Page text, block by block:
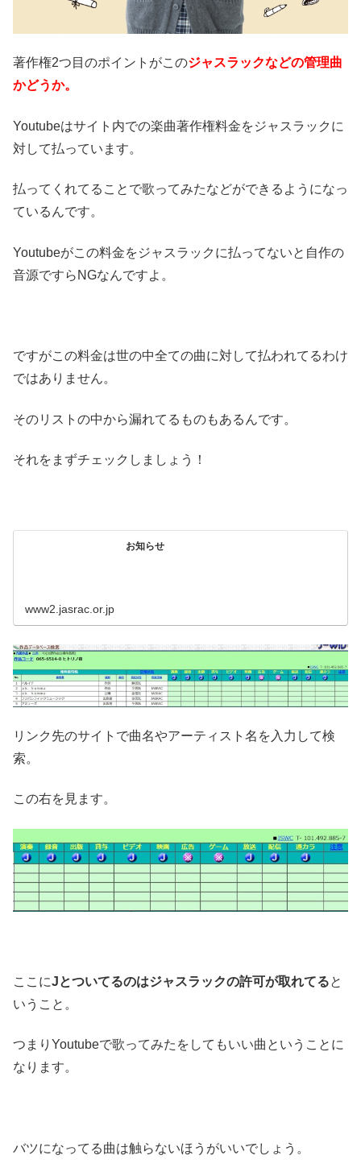
著作権2つ目のポイントがこのジャスラックなどの管理曲
かどうか。
Youtubeはサイト内での楽曲著作権料金をジャスラックに
対して払っています。
払ってくれてることで歌ってみたなどができるようになっ
ているんです。
Youtubeがこの料金をジャスラックに払ってないと自作の
音源ですらNGなんですよ。
ですがこの料金は世の中全ての曲に対して払われてるわけ
ではありません。
そのリストの中から漏れてるものもあるんです。
それをまずチェックしましょう！
お知らせ
www2.jasrac.or.jp
リンク先のサイトで曲名やアーティスト名を入力して検
索。
この右を見ます。
ここにJとついてるのはジャスラックの許可が取れてると
いうこと。
つまりYoutubeで歌ってみたをしてもいい曲ということに
なります。
バツになってる曲は触らないほうがいいでしょう。